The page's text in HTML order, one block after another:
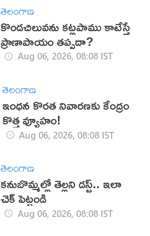
తెలంగాణ
కొండచిలువను కట్లపాము కాటేస్తే
ప్రాణాపాయం తప్పదా?
Aug 06, 2026, 08:08 IST
తెలంగాణ
ఇంధన కొరత నివారణకు కేంద్రం
కొత్త వ్యూహం!
Aug 06, 2026, 08:08 IST
తెలంగాణ
కనుబొమ్మల్లో తెల్లని డస్ట్.. ఇలా
చెక్ పెట్టండి
Aug 06, 2026, 08:08 IST